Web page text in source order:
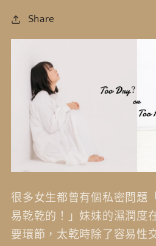
Share
很多女生都曾有個私密問題
易乾乾的！」妹妹的濕潤度
要環節，太乾時除了容易性